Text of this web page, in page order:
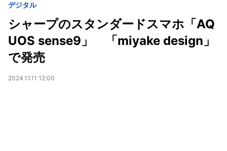
デジタル
シャープのスタンダードスマホ「AQ
UOS sense9」 「miyake design」
で発売
2024.11.11 12:00